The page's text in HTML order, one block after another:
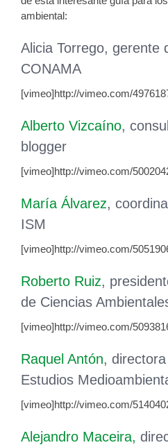
ambiental:
Alicia Torrego, gerente
CONAMA
[vimeo]http://vimeo.com/
Alberto Vizcaíno,
blogger
[vimeo]http://vimeo.com/
María Álvarez,
ISM
[vimeo]http://vimeo.com/
Roberto Ruiz,
de Ciencias
[vimeo]http://vimeo.com/
Raquel Antón,
Estudios
[vimeo]http://vimeo.com/
Alejandro Maceira,